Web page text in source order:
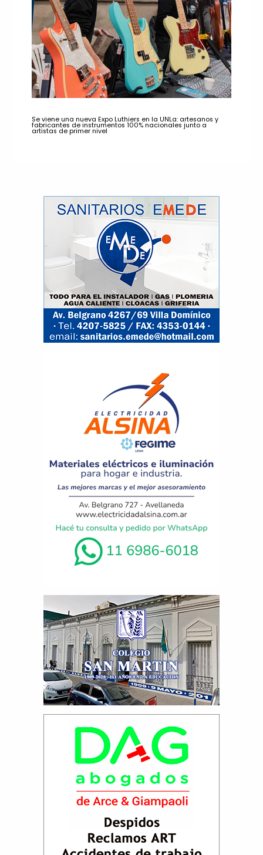
Se viene una nueva Expo Luthiers en la UNLa: artesanos y
fabricantes de instrumentos 100% nacionales junto a
artistas de primer nivel